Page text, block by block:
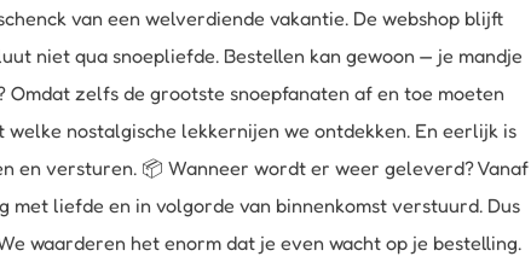
van een welverdiende vakantie. De webshop blijft
niet qua snoepliefde. Bestellen kan gewoon — je mandje
zelfs de grootste snoepfanaten af en toe moeten
nostalgische lekkernijen we ontdekken. En eerlijk is
en versturen. 📦 Wanneer wordt er weer geleverd? Vanaf
met liefde en in volgorde van binnenkomst verstuurd. Dus
waarderen het enorm dat je even wacht op je bestelling.